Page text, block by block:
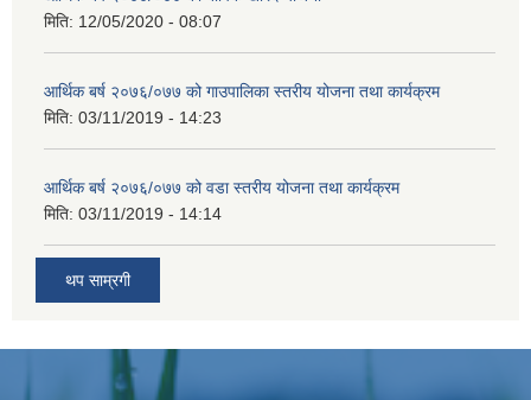
मिति: 12/05/2020 - 08:07
आर्थिक बर्ष २०७६/०७७ को गाउपालिका स्तरीय योजना तथा कार्यक्रम
मिति: 03/11/2019 - 14:23
आर्थिक बर्ष २०७६/०७७ को वडा स्तरीय योजना तथा कार्यक्रम
मिति: 03/11/2019 - 14:14
थप साम्रगी